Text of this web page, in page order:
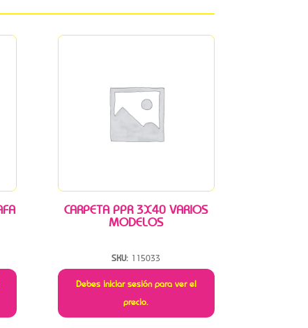
CARPETA PPR 3X40 VARIOS
MODELOS
SKU: 115033
Debes iniciar sesión para ver el
precio.